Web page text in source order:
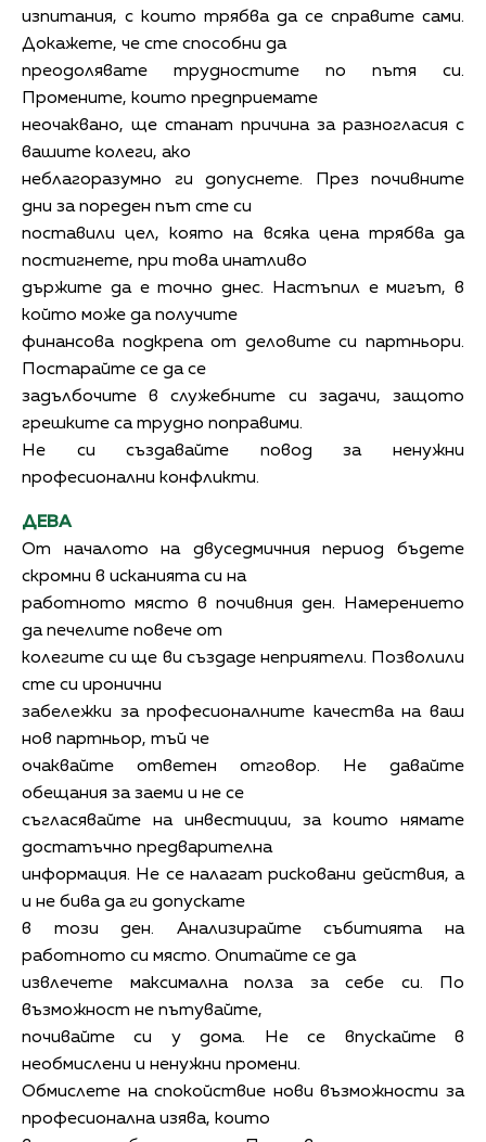
изпитания, с които трябва да се справите сами.
Докажете, че сте способни да
преодолявате трудностите по пътя си.
Промените, които предприемате
неочаквано, ще станат причина за разногласия с
вашите колеги, ако
неблагоразумно ги допуснете. През почивните
дни за пореден път сте си
поставили цел, която на всяка цена трябва да
постигнете, при това инатливо
държите да е точно днес. Настъпил е мигът, в
който може да получите
финансова подкрепа от деловите си партньори.
Постарайте се да се
задълбочите в служебните си задачи, защото
грешките са трудно поправими.
Не си създавайте повод за ненужни
професионални конфликти.
ДЕВА
От началото на двуседмичния период бъдете
скромни в исканията си на
работното място в почивния ден. Намерението
да печелите повече от
колегите си ще ви създаде неприятели. Позволили
сте си иронични
забележки за професионалните качества на ваш
нов партньор, тъй че
очаквайте ответен отговор. Не давайте
обещания за заеми и не се
съгласявайте на инвестиции, за които нямате
достатъчно предварителна
информация. Не се налагат рисковани действия, а
и не бива да ги допускате
в този ден. Анализирайте събитията на
работното си място. Опитайте се да
извлечете максимална полза за себе си. По
възможност не пътувайте,
почивайте си у дома. Не се впускайте в
необмислени и ненужни промени.
Обмислете на спокойствие нови възможности за
професионална изява, които